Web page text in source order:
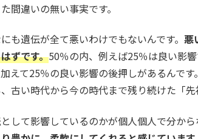
間違いの無い事実です。
も遺伝が全て悪いわけでもないんです。 悪
ずです。50％の内、例えば25％は良い影
えて25％の良い影響の後押しがあるんです。
古い時代から今の時代まで残り続けた「先
して影響しているのかが個人個人で分から